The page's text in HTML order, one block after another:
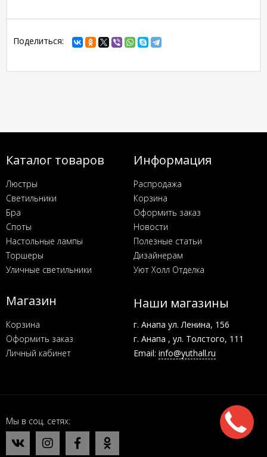
Поделиться:
Каталог товаров
Люстры
Светильники
Бра
Споты
Настольные лампы
Торшеры
Уличные светильники
Информация
Распродажа
Корзина
Оформить заказ
Новости
Полезные статьи
Дизайнерам
Уют Холл Отделка
Магазин
Корзина
Оформить заказ
Личный кабинет
Наши магазины
г. Анапа ул. Ленина, 156
г. Анапа , ул. Толстого, 111
Email: info@yuthall.ru
Мы в соц. сетях